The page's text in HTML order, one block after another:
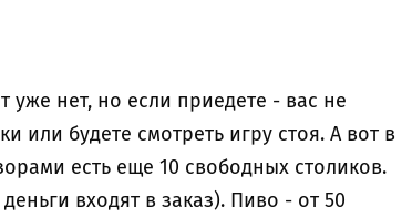
нет, но если приедете - вас не
или будете смотреть игру стоя. А вот в
есть еще 10 свободных столиков.
входят в заказ). Пиво - от 50